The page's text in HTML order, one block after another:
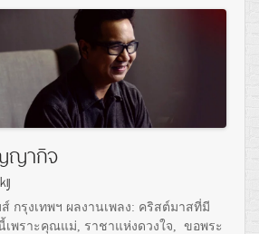
ญากิจ
กรุงเทพฯ ผลงานเพลง: คริสต์มาสที่มี
พราะคุณแม่, ราชาแห่งดวงใจ, ขอพระ